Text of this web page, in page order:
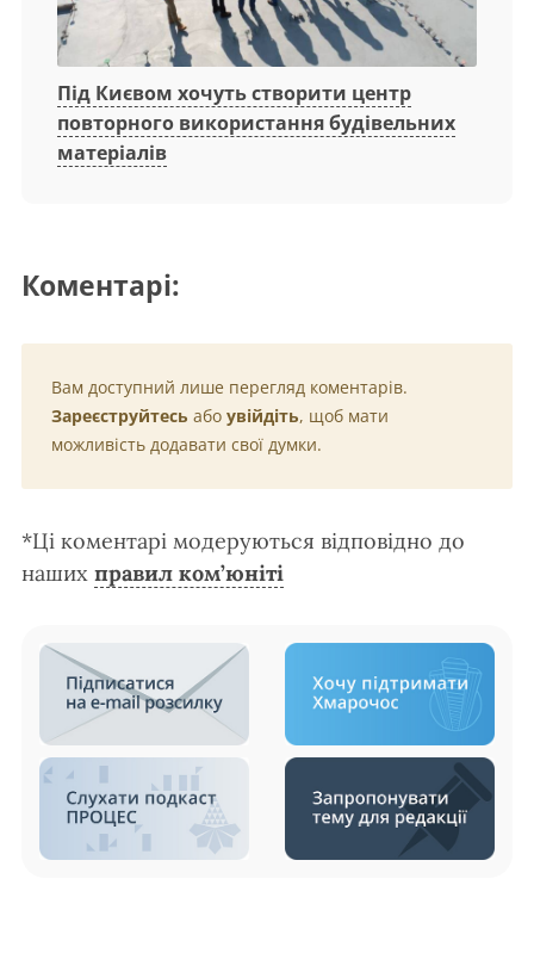
Під Києвом хочуть створити центр
повторного використання будівельних
матеріалів
Коментарі:
Вам доступний лише перегляд коментарів.
Зареєструйтесь або увійдіть, щоб мати
можливість додавати свої думки.
*Ці коментарі модеруються відповідно до
наших правил ком’юніті